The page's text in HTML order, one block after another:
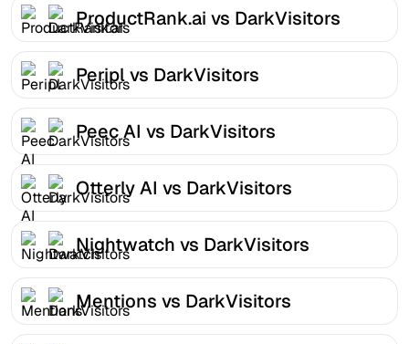
ProductRank.ai vs DarkVisitors
Peripl vs DarkVisitors
Peec AI vs DarkVisitors
Otterly AI vs DarkVisitors
Nightwatch vs DarkVisitors
Mentions vs DarkVisitors